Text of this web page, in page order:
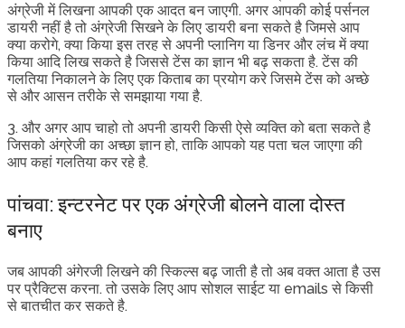
अंग्रेजी में लिखना आपकी एक आदत बन जाएगी. अगर आपकी कोई पर्सनल
डायरी नहीं है तो अंग्रेजी सिखने के लिए डायरी बना सकते है जिमसे आप
क्या करोगे, क्या किया इस तरह से अपनी प्लानिग या डिनर और लंच में क्या
किया आदि लिख सकते है जिससे टेंस का ज्ञान भी बढ़ सकता है. टेंस की
गलतिया निकालने के लिए एक किताब का प्रयोग करे जिसमे टेंस को अच्छे
से और आसन तरीके से समझाया गया है.
3. और अगर आप चाहो तो अपनी डायरी किसी ऐसे व्यक्ति को बता सकते है
जिसको अंग्रेजी का अच्छा ज्ञान हो, ताकि आपको यह पता चल जाएगा की
आप कहां गलतिया कर रहे है.
पांचवा: इन्टरनेट पर एक अंग्रेजी बोलने वाला दोस्त
बनाए
जब आपकी अंगेरजी लिखने की स्किल्स बढ़ जाती है तो अब वक्त आता है उस
पर प्रैक्टिस करना. तो उसके लिए आप सोशल साईट या emails से किसी
से बातचीत कर सकते है.